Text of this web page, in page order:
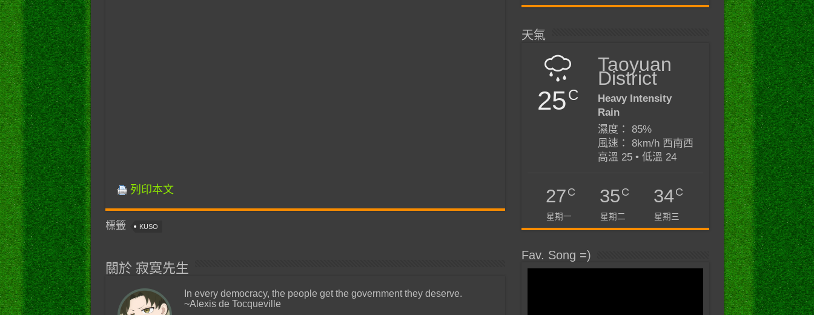
列印本文
標籤 KUSO
關於 寂寞先生
In every democracy, the people get the government they deserve.
~Alexis de Tocqueville
天氣
25C
Taoyuan
District
Heavy Intensity
Rain
濕度： 85%
風速： 8km/h 西南西
高溫 25 • 低溫 24
27C
星期一
35C
星期二
34C
星期三
Fav. Song =)